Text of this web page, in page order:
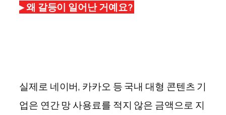
▸왜 갈등이 일어난 거예요?
실제로 네이버, 카카오 등 국내 대형 콘텐츠 기
업은 연간 망 사용료를 적지 않은 금액으로 지